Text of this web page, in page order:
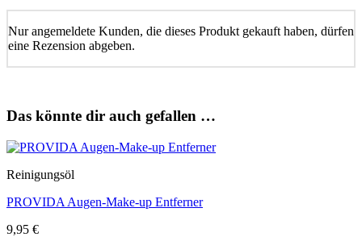
Nur angemeldete Kunden, die dieses Produkt gekauft haben, dürfen
eine Rezension abgeben.
Das könnte dir auch gefallen …
Reinigungsöl
PROVIDA Augen-Make-up Entferner
9,95 €